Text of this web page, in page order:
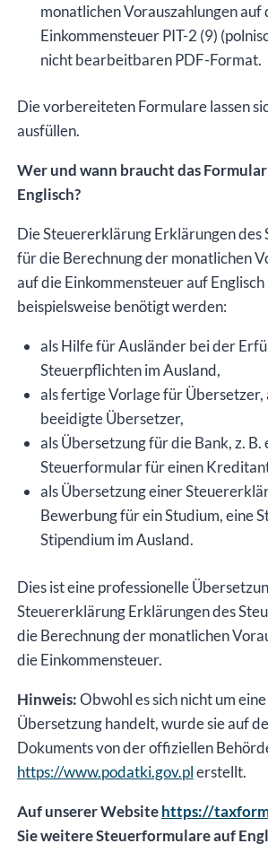
monatlichen Vorauszahlungen auf
Einkommensteuer PIT-2 (9)
nicht bearbeitbaren PDF-Format.
Die vorbereiteten Formulare lassen
ausfüllen.
Wer und wann braucht das Formular
Englisch?
Die Steuererklärung Erklärungen
für die Berechnung der monatlichen
auf die Einkommensteuer auf Englisch
beispielsweise benötigt werden:
als Hilfe für Ausländer bei der
Steuerpflichten im Ausland,
als fertige Vorlage für Übersetzer,
beeidigte Übersetzer,
als Übersetzung für die Bank, z. B.
Steuerformular für einen
als Übersetzung einer
Bewerbung für ein Studium, eine
Stipendium im Ausland.
Dies ist eine professionelle
Steuererklärung Erklärungen des
die Berechnung der monatlichen
die Einkommensteuer.
Hinweis:Obwohl es sich nicht um
Übersetzung handelt, wurde sie auf
Dokuments von der offiziellen
https://www.podatki.gov.plerstellt.
Auf unserer Websitehttps://
Sie weitere Steuerformulare auf